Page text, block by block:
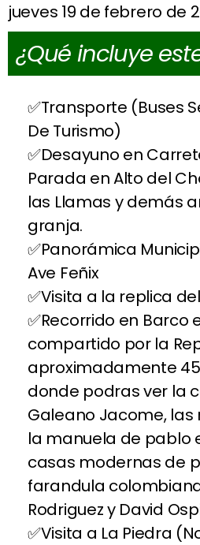
jueves 19 de febrero de
¿Qué incluye
Transporte (Buses
De Turismo)
Desayuno en
Parada en Alto del
las Llamas y demás
granja.
Panorámica
Ave Feñix
Visita a la replica
Recorrido en Barco
compartido por la
aproximadamente
donde podras ver la
Galeano Jacome, las
la manuela de pablo
casas modernas de
farandula
Rodriguez y David
Visita a La Piedra